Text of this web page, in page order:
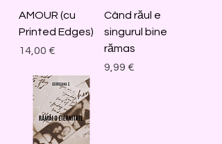
AMOUR (cu
Printed Edges)
Price
14,00 €
Când răul e
singurul bine
rămas
Price
9,99 €